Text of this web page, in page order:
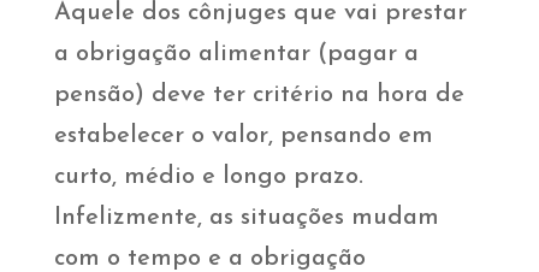
Aquele dos cônjuges que vai prestar
a obrigação alimentar (pagar a
pensão) deve ter critério na hora de
estabelecer o valor, pensando em
curto, médio e longo prazo.
Infelizmente, as situações mudam
com o tempo e a obrigação